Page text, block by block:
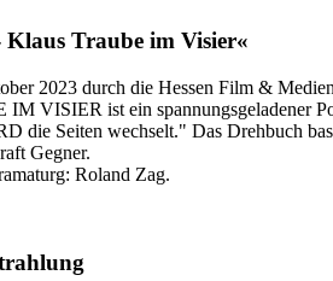
Traube im Visier«
2023 durch die Hessen Film &
ist ein spannungsgeladener
die Seiten wechselt." Das Drehbuch
Gegner.
Roland Zag.